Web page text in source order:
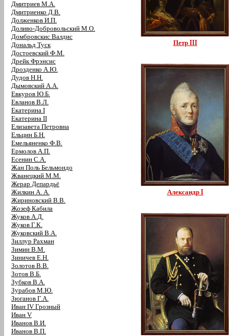
Дмитриев М.А.
Дмитриенко Д.В.
Долженков И.П.
Доливо-Добровольский М.О.
Домбровскис Валдис
Дональд Туск
Достоевский Ф.М.
Дрейк Фрэнсис
Дрозденко А.Ю.
Дудов Н.Н.
Дымовский А.А.
Евкуров Ю.Б.
Евланов В.Л.
Екатерина I
Екатерина II
Елизавета Петровна
Ельцин Б.Н.
Емельяненко Ф.В.
Ермолов А.П.
Есенин С.А.
Жан Поль Бельмондо
Жванецкий М.М.
Жерар Депардьё
Жилкин А. А.
Жириновский В.В.
Жозеф Кабила
Жуков А.Д.
Жуков Г.К.
Жуковский В.А.
Зиллур Рахман
Зимин В.М.
Зиничев Е.Н.
Золотов В.В.
Зотов В.Б.
Зубков В.А.
Зурабов М.Ю.
Зюганов Г.А.
Иван IV Грозный
Иван V
Иванов В.И.
Иванов В.П.
Петр III
Александр I